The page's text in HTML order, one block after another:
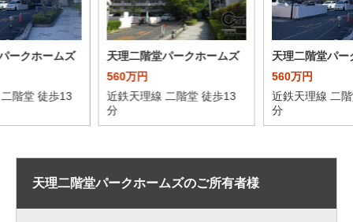
ークホームズ
階堂 徒歩13
天理二階堂パークホームズ
560万円
近鉄天理線 二階堂 徒歩13
分
天理二階堂パー
560万円
近鉄天理線 二
分
天理二階堂パークホームズのご所有者様